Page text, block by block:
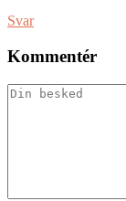
Svar
Kommentér